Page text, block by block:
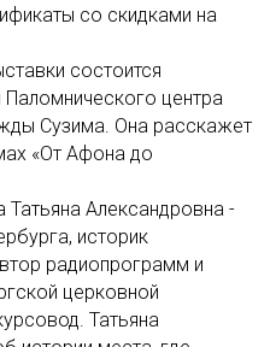
со скидками на
состоится
Паломнического центра
Сузима. Она расскажет
«От Афона до
Александровна -
историк
радиопрограмм и
церковной
Татьяна